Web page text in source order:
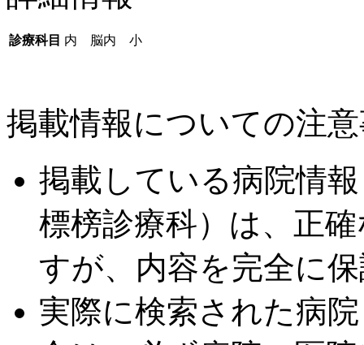
診療科目 内 脳内 小
掲載情報についての注
掲載している病院情
標榜診療科）は、正
すが、内容を完全に
実際に検索された病